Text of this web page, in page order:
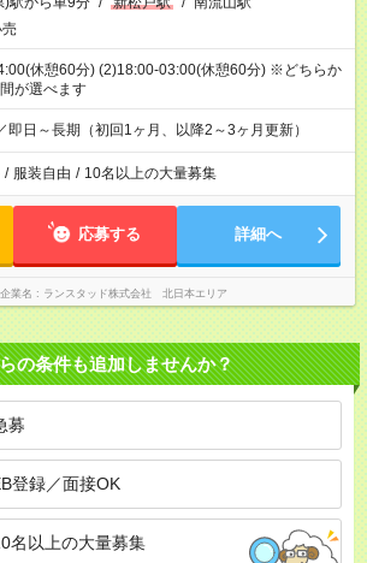
休憩60分) (2)18:00-03:00(休憩60分) ※どちらか
が選べます
即日～長期（初回1ヶ月、以降2～3ヶ月更新）
/ 服装自由 / 10名以上の大量募集
応募する 詳細へ
業名 ランスタッド株式会社 北日本エリア
の条件も追加しませんか？
募
登録／面接OK
名以上の大量募集